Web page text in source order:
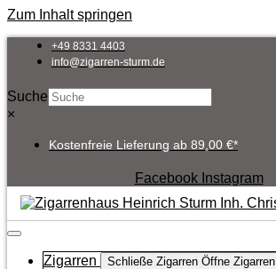
Zum Inhalt springen
+49 8331 4403
info@zigarren-sturm.de
Suche
×
Kostenfreie Lieferung ab 89,00 €*
Facebook Instagram
Zigarren Schließe Zigarren Öffne Zigarren